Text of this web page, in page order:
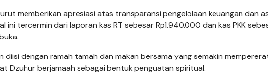
memberikan apresiasi atas transparansi pengelolaan keuangan dan
ini tercermin dari laporan kas RT sebesar Rp1.940.000 dan kas PKK
diisi dengan ramah tamah dan makan bersama yang semakin
Dzuhur berjamaah sebagai bentuk penguatan spiritual.